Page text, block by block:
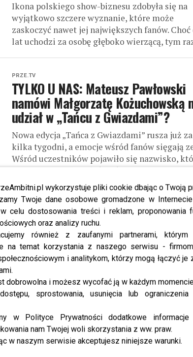
wykorzystuje pliki cookie dbając o Twoją
Twoje dane osobowe gromadzone w
celu dostosowania treści i reklam, proponowania
oraz analizy ruchu.
również z zaufanymi partnerami, którym
na temat korzystania z naszego serwisu -
i analitykom, którzy mogą łączyć je
dobrowolna i możesz wycofać ją w każdym
sprostowania, usunięcia lub ograniczenia
w Polityce Prywatności dodatkowe
nam Twojej woli skorzystania z ww. praw.
w naszym serwisie akceptujesz niniejsze warunki.
Ikona polskiego show-biznesu zdobyła się na
wyjątkowo szczere wyznanie, które może
zaskoczyć nawet jej największych fanów. Choć
lat uchodzi za osobę głęboko wierzącą, tym
PRZE.TV
TYLKO U NAS: Mateusz Pawłowski
namówi Małgorzatę Kożuchowską
udział w „Tańcu z Gwiazdami”?
Nowa edycja „Tańca z Gwiazdami” rusza już za
kilka tygodni, a emocje wśród fanów sięgają
Wśród uczestników pojawiło się nazwisko,
przyciąga uwagę miłośników telewizji...
NEWS
TYLKO U NAS: TVP podjęła
sprawie przyszłości „Rodzinki.pl”.
Widzowie mogą być zaskoczeni
Powrót „Rodzinki.pl” jesienią okazał się
wydarzeniem dla widzów TVP. Serial po pięciu
latach przerwy znów przyciągnął przed ekrany
setki tysięcy fanów, a jego przyszłość zaczęła...
SHOWBIZ
Małgorzata Kożuchowska i Joanna